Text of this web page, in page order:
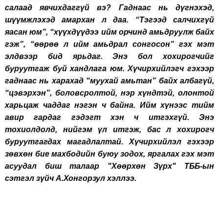
салаад явчихдаггүй вэ? Гаднаас нь дүгнэхэд,
шүүмжлэхэд амархан л даа. “Тэгээд салчихгүй
яасан юм”, “хүүхдүүдээ ийм орчинд амьдруулж байх
гэж”, “өөрөө л ийм амьдрал сонгосон” гэх мэт
элдвээр бид ярьдаг. Энэ бол хохирогчийг
буруутгаж буй хандлага юм. Хүчирхийлэгч гэхээр
гаднаас нь харахад “муухай амьтан” байх албагүй,
“цэвэрхэн”, боловсролтой, нэр хүндтэй, олонтой
харьцаж чаддаг нэгэн ч байна. Ийм хүнээс тийм
авир гардаг гэдэгт хэн ч итгэхгүй. Энэ
тохиолдолд, нийгэм үл итгэж, бас л хохирогч
буруутгагдах магадлалтай. Хүчирхийлэл гэхээр
зөвхөн бие махбодийн буюу зодох, яргалах гэх мэт
асуудал биш талаар "Хөөрхөн Зүрх" ТББ-ын
сэтгэл зүйч А.Хонгорзул хэллээ.